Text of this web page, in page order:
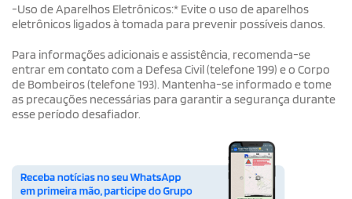
-Uso de Aparelhos Eletrônicos:* Evite o uso de aparelhos
eletrônicos ligados à tomada para prevenir possíveis danos.
Para informações adicionais e assistência, recomenda-se
entrar em contato com a Defesa Civil (telefone 199) e o Corpo
de Bombeiros (telefone 193). Mantenha-se informado e tome
as precauções necessárias para garantir a segurança durante
esse período desafiador.